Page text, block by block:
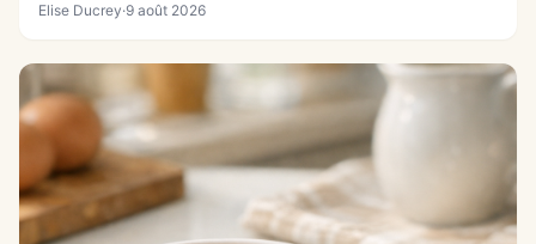
Elise Ducrey·9 août 2026